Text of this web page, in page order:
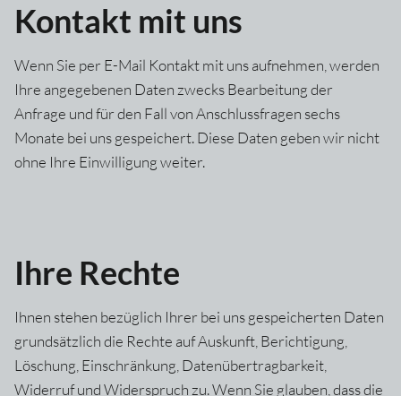
Kontakt mit uns
Wenn Sie per E-Mail Kontakt mit uns aufnehmen, werden
Ihre angegebenen Daten zwecks Bearbeitung der
Anfrage und für den Fall von Anschlussfragen sechs
Monate bei uns gespeichert. Diese Daten geben wir nicht
ohne Ihre Einwilligung weiter.
Ihre Rechte
Ihnen stehen bezüglich Ihrer bei uns gespeicherten Daten
grundsätzlich die Rechte auf Auskunft, Berichtigung,
Löschung, Einschränkung, Datenübertragbarkeit,
Widerruf und Widerspruch zu. Wenn Sie glauben, dass die